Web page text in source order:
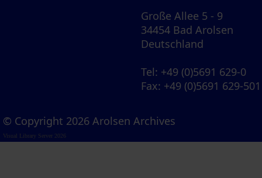
Große Allee 5 - 9
34454 Bad Arolsen
Deutschland
Tel: +49 (0)5691 629-0
Fax: +49 (0)5691 629-501
© Copyright 2026 Arolsen Archives
Visual Library Server 2026